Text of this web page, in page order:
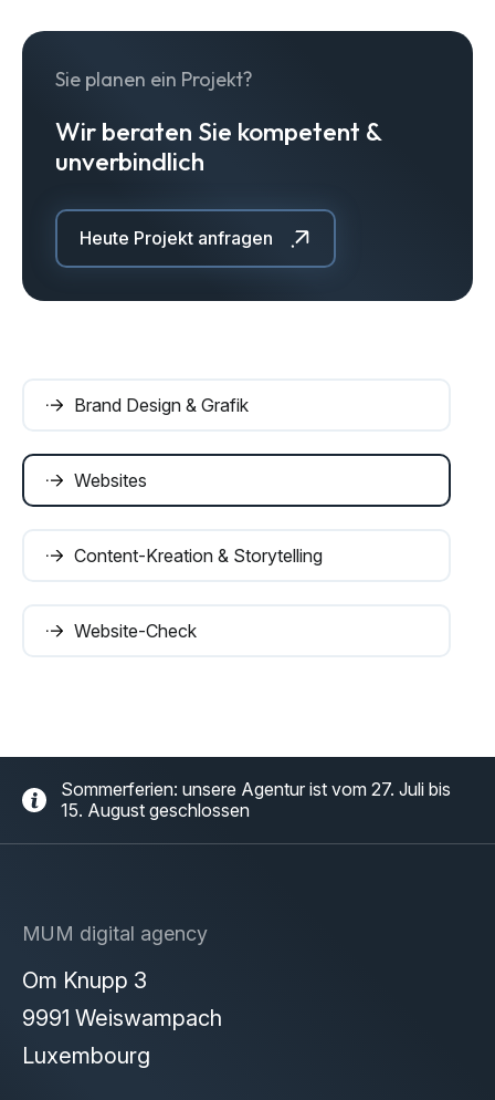
Sie planen ein Projekt?
Wir beraten Sie kompetent &
unverbindlich
Heute Projekt anfragen
Brand Design & Grafik
Websites
Content-Kreation & Storytelling
Website-Check
Sommerferien: unsere Agentur ist vom 27. Juli bis
15. August geschlossen
MUM digital agency
Om Knupp 3
9991 Weiswampach
Luxembourg